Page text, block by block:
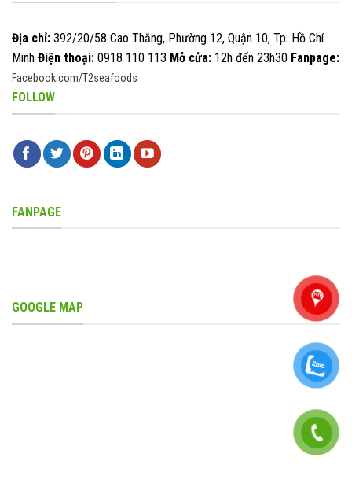
Địa chỉ: 392/20/58 Cao Thắng, Phường 12, Quận 10, Tp. Hồ Chí
Minh Điện thoại: 0918 110 113 Mở cửa: 12h đến 23h30 Fanpage:
Facebook.com/T2seafoods
FOLLOW
FANPAGE
GOOGLE MAP